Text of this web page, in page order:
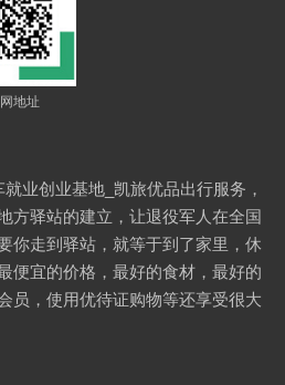
地址
业创业基地_凯旅优品出行服务，
方驿站的建立，让退役军人在全国
你走到驿站，就等于到了家里，休
便宜的价格，最好的食材，最好的
员，使用优待证购物等还享受很大